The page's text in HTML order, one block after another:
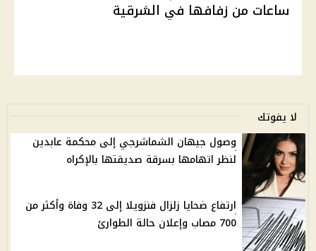
ساعات من زفافها في الشرقية
لا يفوتك
وصول جيهان الشماشرجي إلى محكمة عابدين
لنظر اتهامها بسرقة صديقتها بالإكراه
ارتفاع ضحايا زلزال فنزويلا إلى 32 وفاة وأكثر من
700 مصاب وإعلان حالة الطوارئ